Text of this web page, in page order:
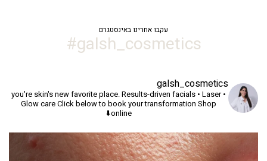
עקבו אחרינו באינסטגרם
galsh_cosmetics#
galsh_cosmetics
you're skin's new favorite place.Results-driven facials • Laser •
Glow careClick below to book your transformation Shop
online⬇️